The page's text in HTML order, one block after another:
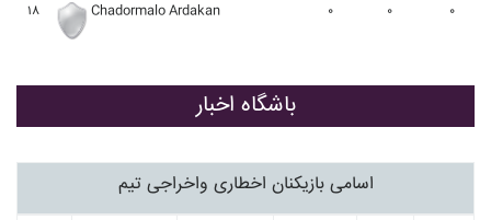
۱۸ Chadormalo Ardakan ۰ ۰ ۰
باشگاه اخبار
اسامی بازیکنان اخطاری واخراجی تیم